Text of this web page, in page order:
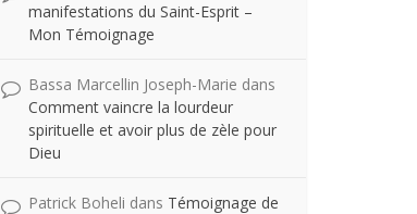
manifestations du Saint-Esprit –
Mon Témoignage
Bassa Marcellin Joseph-Marie dans
Comment vaincre la lourdeur
spirituelle et avoir plus de zèle pour
Dieu
Patrick Boheli dans Témoignage de